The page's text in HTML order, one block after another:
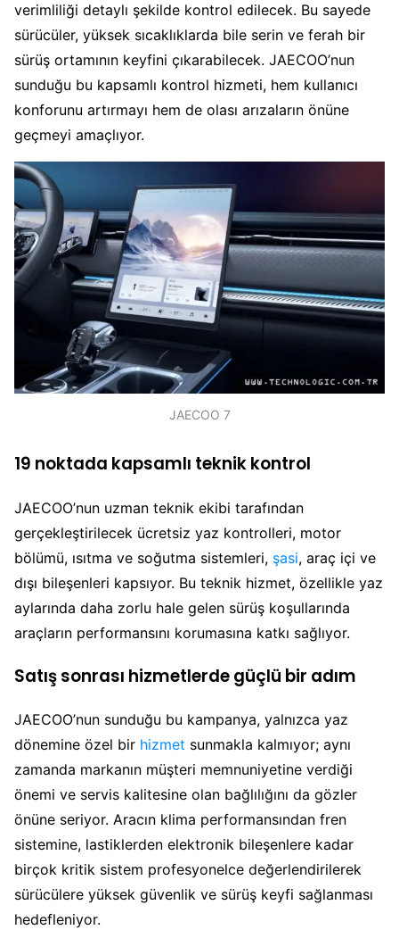
verimliliği detaylı şekilde kontrol edilecek. Bu sayede
sürücüler, yüksek sıcaklıklarda bile serin ve ferah bir
sürüş ortamının keyfini çıkarabilecek. JAECOO’nun
sunduğu bu kapsamlı kontrol hizmeti, hem kullanıcı
konforunu artırmayı hem de olası arızaların önüne
geçmeyi amaçlıyor.
JAECOO 7
19 noktada kapsamlı teknik kontrol
JAECOO’nun uzman teknik ekibi tarafından
gerçekleştirilecek ücretsiz yaz kontrolleri, motor
bölümü, ısıtma ve soğutma sistemleri, şasi, araç içi ve
dışı bileşenleri kapsıyor. Bu teknik hizmet, özellikle yaz
aylarında daha zorlu hale gelen sürüş koşullarında
araçların performansını korumasına katkı sağlıyor.
Satış sonrası hizmetlerde güçlü bir adım
JAECOO’nun sunduğu bu kampanya, yalnızca yaz
dönemine özel bir hizmet sunmakla kalmıyor; aynı
zamanda markanın müşteri memnuniyetine verdiği
önemi ve servis kalitesine olan bağlılığını da gözler
önüne seriyor. Aracın klima performansından fren
sistemine, lastiklerden elektronik bileşenlere kadar
birçok kritik sistem profesyonelce değerlendirilerek
sürücülere yüksek güvenlik ve sürüş keyfi sağlanması
hedefleniyor.